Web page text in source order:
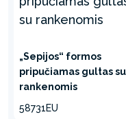
„Sepijos“ formos
pripučiamas gultas su
rankenomis
58731EU